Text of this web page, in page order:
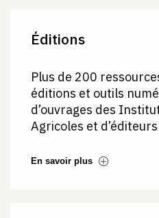
Éditions
Plus de 200
éditions et outils
d’ouvrages des
Agricoles et
En savoir plus